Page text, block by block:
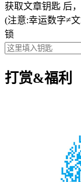
获取文章钥匙 后
(注意:幸运数字≠
锁
打赏&福利